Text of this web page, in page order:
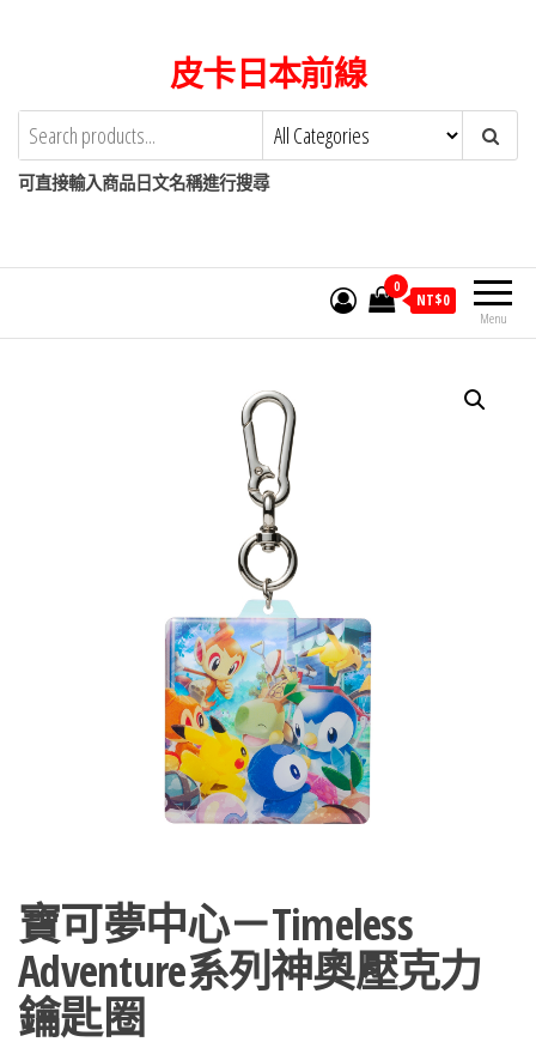
content
皮卡日本前線
可直接輸入商品日文名稱進行搜尋
Menu
0
NT$0
寶可夢中心－Timeless
Adventure系列神奧壓克力
鑰匙圈